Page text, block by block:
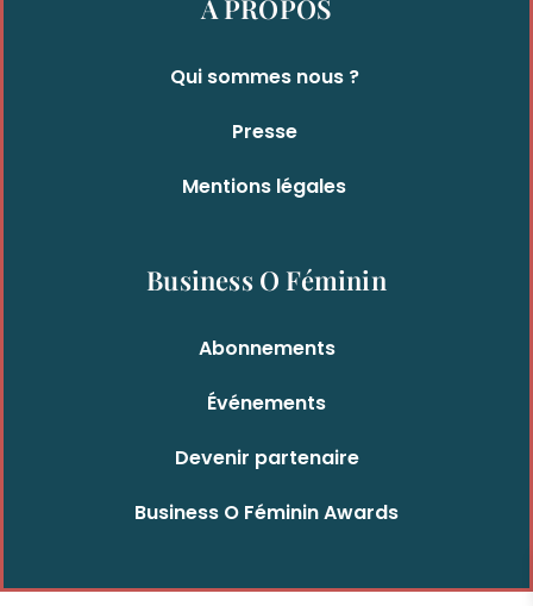
À PROPOS
Qui sommes nous ?
Presse
Mentions légales
Business O Féminin
Abonnements
Événements
Devenir partenaire
Business O Féminin Awards